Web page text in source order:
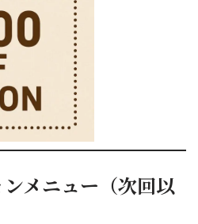
メニュー（次回以